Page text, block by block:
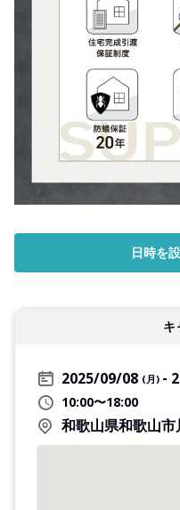
日時を
キ
2025/09/08 (月)
10:00〜18:00
和歌山県和歌山